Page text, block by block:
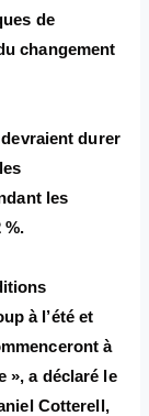
de
changement
durer
les
%.
à l’été et
à
», a déclaré le
Cotterell,